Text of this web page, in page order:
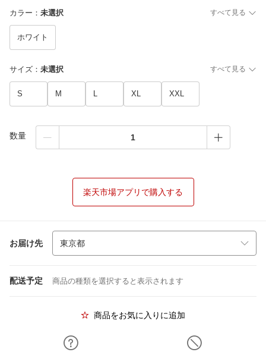
カラー ： 未選択 すべて見る
ホワイト
サイズ ： 未選択 すべて見る
S M L XL XXL
数量
楽天市場アプリで購入する
お届け先
配送予定 商品の種類を選択すると表示されます
商品をお気に入りに追加